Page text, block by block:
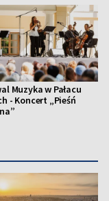
Muzyka w Pałacu
- Koncert „Pieśń